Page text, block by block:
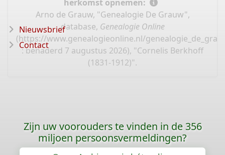
herkomst opnemen:
Arno de Grauw, "Genealogie De Grauw",
database, Genealogie Online
(https://www.genealogieonline.nl/
: benaderd 7 augustus 2026), "Cornelis Berkhoff
(1831-1912)".
Nieuwsbrief
Contact
Zijn uw voorouders te vinden in de 356
miljoen persoonsvermeldingen?